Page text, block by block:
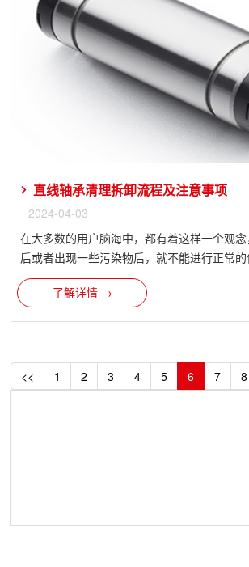
直线轴承清理拆卸流程及注意事项
2024-04-03
在大多数的用户脑海中，都有着这样一个观
后或者出现一些污染物后，就不能进行正常的
了解详情 →
<< 1 2 3 4 5 6 7
8